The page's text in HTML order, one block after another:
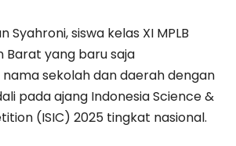
Syahroni, siswa kelas XI MPLB
Barat yang baru saja
sekolah dan daerah dengan
pada ajang Indonesia Science &
(ISIC) 2025 tingkat nasional.